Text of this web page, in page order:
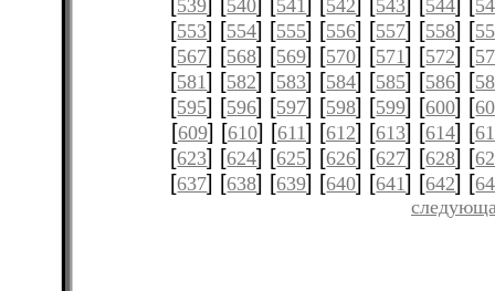
539 540 541 542 543 544
[553] [554] [555] [556] [557] [558] [
[567] [568] [569] [570] [571] [572] [
[581] [582] [583] [584] [585] [586] [
[595] [596] [597] [598] [599] [600] [
[609] [610] [611] [612] [613] [614] [
[623] [624] [625] [626] [627] [628] [
[637] [638] [639] [640] [641] [642] [